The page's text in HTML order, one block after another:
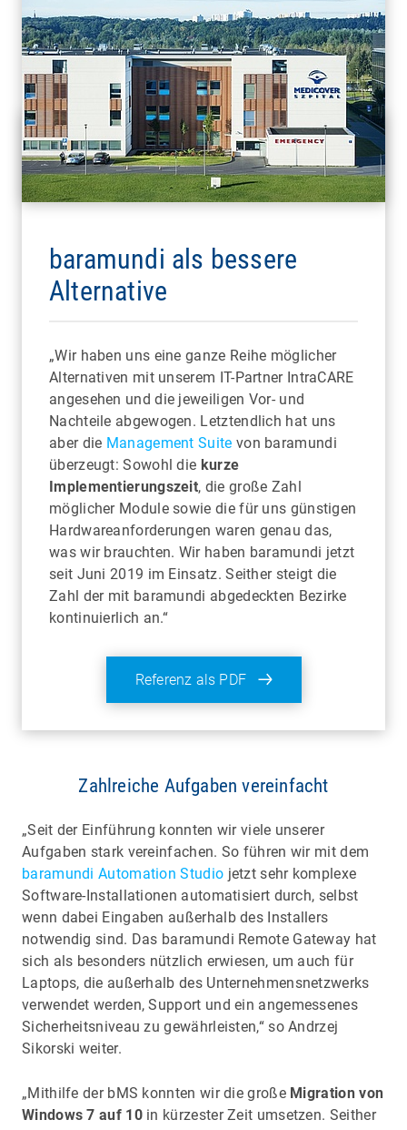
baramundi als bessere
Alternative
„Wir haben uns eine ganze Reihe möglicher
Alternativen mit unserem IT-Partner IntraCARE
angesehen und die jeweiligen Vor- und
Nachteile abgewogen. Letztendlich hat uns
aber die Management Suite von baramundi
überzeugt: Sowohl die kurze
Implementierungszeit, die große Zahl
möglicher Module sowie die für uns günstigen
Hardwareanforderungen waren genau das,
was wir brauchten. Wir haben baramundi jetzt
seit Juni 2019 im Einsatz. Seither steigt die
Zahl der mit baramundi abgedeckten Bezirke
kontinuierlich an.“
Referenz als PDF
Zahlreiche Aufgaben vereinfacht
„Seit der Einführung konnten wir viele unserer
Aufgaben stark vereinfachen. So führen wir mit dem
baramundi Automation Studio jetzt sehr komplexe
Software-Installationen automatisiert durch, selbst
wenn dabei Eingaben außerhalb des Installers
notwendig sind. Das baramundi Remote Gateway hat
sich als besonders nützlich erwiesen, um auch für
Laptops, die außerhalb des Unternehmensnetzwerks
verwendet werden, Support und ein angemessenes
Sicherheitsniveau zu gewährleisten,“ so Andrzej
Sikorski weiter.
„Mithilfe der bMS konnten wir die große Migration von
Windows 7 auf 10in kürzester Zeit umsetzen. Seither